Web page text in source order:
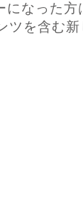
なった方
ツを含む